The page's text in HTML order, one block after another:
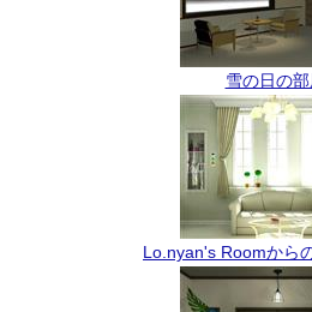
雪の日の部
Lo.nyan's Roomから